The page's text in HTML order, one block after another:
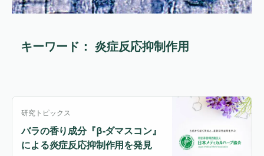
キーワード： 炎症反応抑制作用
研究トピックス
バラの香り成分『β-ダマスコン』
による炎症反応抑制作用を発見